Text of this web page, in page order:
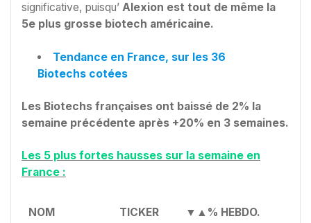
significative, puisqu’ Alexion est tout de même la
5e plus grosse biotech américaine.
Tendance en France, sur les 36
Biotechs cotées
Les Biotechs françaises ont baissé de 2% la
semaine précédente après +20% en 3 semaines.
Les 5 plus fortes hausses sur la semaine en
France :
NOM TICKER ▼▲% HEBDO.